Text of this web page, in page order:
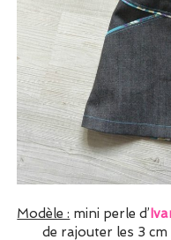
Modèle : mini perle d’
de rajouter les 3